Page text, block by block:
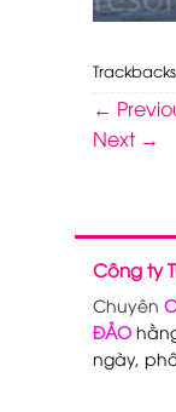
←
Next →
Công ty
Chuyên
ĐẢO
ngày,